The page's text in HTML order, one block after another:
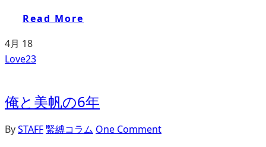
Read More
4月 18
Love23
俺と美帆の6年
BySTAFF 緊縛コラム One Comment